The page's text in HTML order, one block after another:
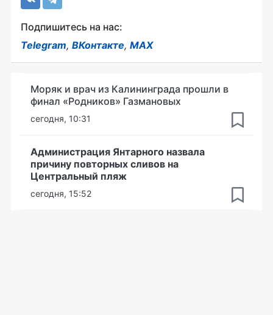
Подпишитесь на нас:
Telegram, ВКонтакте, MAX
Моряк и врач из Калининграда прошли в
финал «Родников» Газмановых
сегодня, 10:31
Администрация Янтарного назвала
причину повторных сливов на
Центральный пляж
сегодня, 15:52